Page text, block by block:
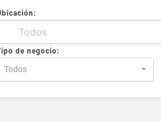
de negocio:
Todos